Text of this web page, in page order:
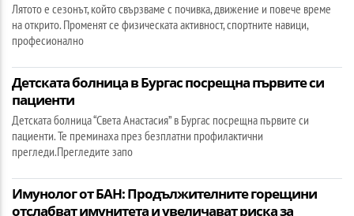
Лятото е сезонът, който свързваме с почивка, движение и повече време
на открито. Променят се физическата активност, спортните навици,
професионално
Детската болница в Бургас посрещна първите си
пациенти
Детската болница “Света Анастасия” в Бургас посрещна първите си
пациенти. Те преминаха през безплатни профилактични
прегледи.Прегледите запо
Имунолог от БАН: Продължителните горещини
отслабват имунитета и увеличават риска за